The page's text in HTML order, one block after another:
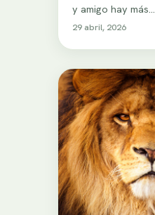
y amigo hay más…
29 abril, 2026